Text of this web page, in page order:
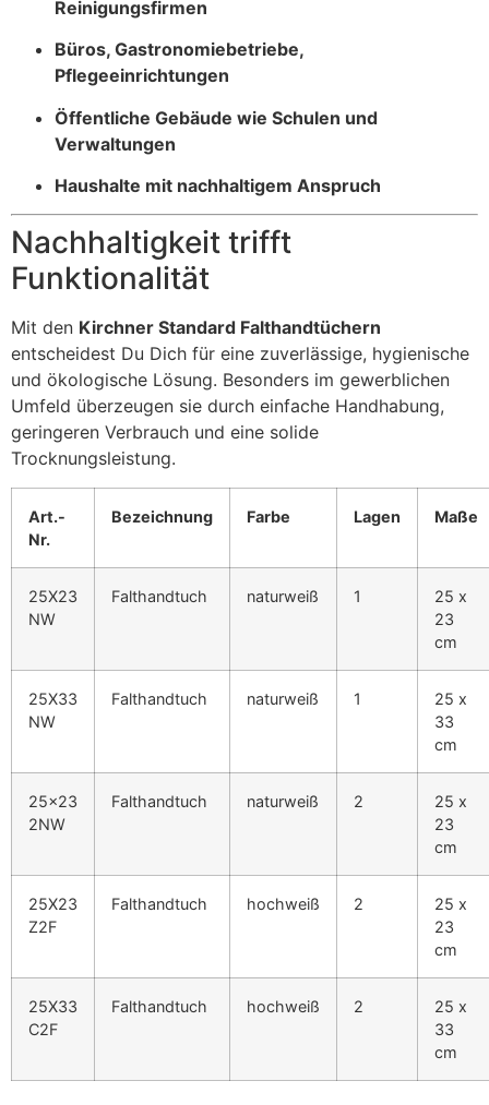
Reinigungsfirmen
Büros, Gastronomiebetriebe,
Pflegeeinrichtungen
Öffentliche Gebäude wie Schulen und
Verwaltungen
Haushalte mit nachhaltigem Anspruch
Nachhaltigkeit trifft
Funktionalität
Mit den Kirchner Standard Falthandtüchern
entscheidest Du Dich für eine zuverlässige, hygienische
und ökologische Lösung. Besonders im gewerblichen
Umfeld überzeugen sie durch einfache Handhabung,
geringeren Verbrauch und eine solide
Trocknungsleistung.
Art.-
Nr.
Bezeichnung Farbe Lagen Maße
25X23
NW
Falthandtuch naturweiß 1
25 x
23
cm
25X33
NW
Falthandtuch naturweiß 1
25 x
33
cm
25×23
2NW
Falthandtuch naturweiß 2
25 x
23
cm
25X23
Z2F
Falthandtuch hochweiß 2
25 x
23
cm
25X33
C2F
Falthandtuch hochweiß 2
25 x
33
cm